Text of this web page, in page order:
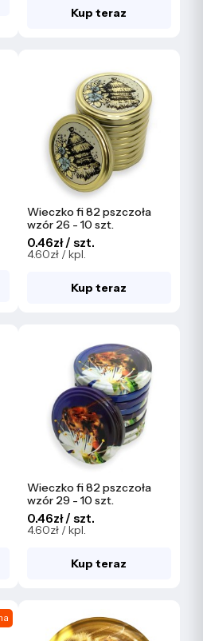
Kup teraz
Wieczko fi 82 pszczoła
wzór 26 - 10 szt.
0.46zł / szt.
4.60zł / kpl.
Kup teraz
Wieczko fi 82 pszczoła
wzór 29 - 10 szt.
0.46zł / szt.
4.60zł / kpl.
Kup teraz